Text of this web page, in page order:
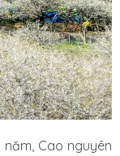
Cao nguyên